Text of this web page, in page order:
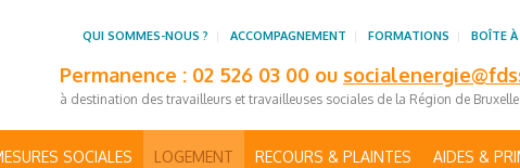
Permanence : 02 526 03 00 ou
à destination des travailleurs et travailleuses sociales de la Région de
QUI SOMMES-NOUS ? ACCOMPAGNEMENT FORMATIONS BOÎTE
SOCIALES LOGEMENT RECOURS & PLAINTES AIDES &